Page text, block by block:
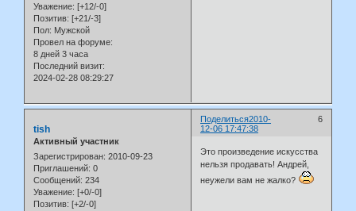
Уважение: [+12/-0]
Позитив: [+21/-3]
Пол: Мужской
Провел на форуме:
8 дней 3 часа
Последний визит:
2024-02-28 08:29:27
Поделиться 6
2010-
12-06 17:47:38
tish
Активный участник
Зарегистрирован: 2010-09-23
Приглашений: 0
Сообщений: 234
Уважение: [+0/-0]
Позитив: [+2/-0]
Это произведение искусства
нельзя продавать! Андрей,
неужели вам не жалко?